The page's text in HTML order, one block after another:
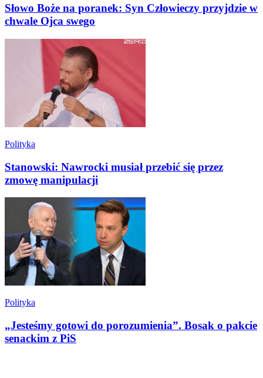
Słowo Boże na poranek: Syn Człowieczy przyjdzie w
chwale Ojca swego
Polityka
Stanowski: Nawrocki musiał przebić się przez
zmowę manipulacji
Polityka
„Jesteśmy gotowi do porozumienia”. Bosak o pakcie
senackim z PiS